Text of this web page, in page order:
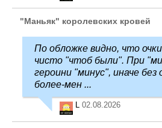
"Маньяк" королевских кровей
По обложке видно, что
чисто "чтоб были". При
героини "минус", иначе без
более-мен ...
L 02.08.2026